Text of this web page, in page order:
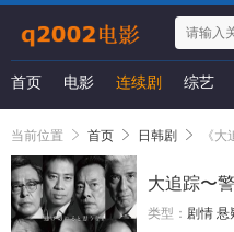
首页 电影 连续剧 综艺
当前位置 首页 日韩剧 《
大追踪〜
类型： 剧情 悬